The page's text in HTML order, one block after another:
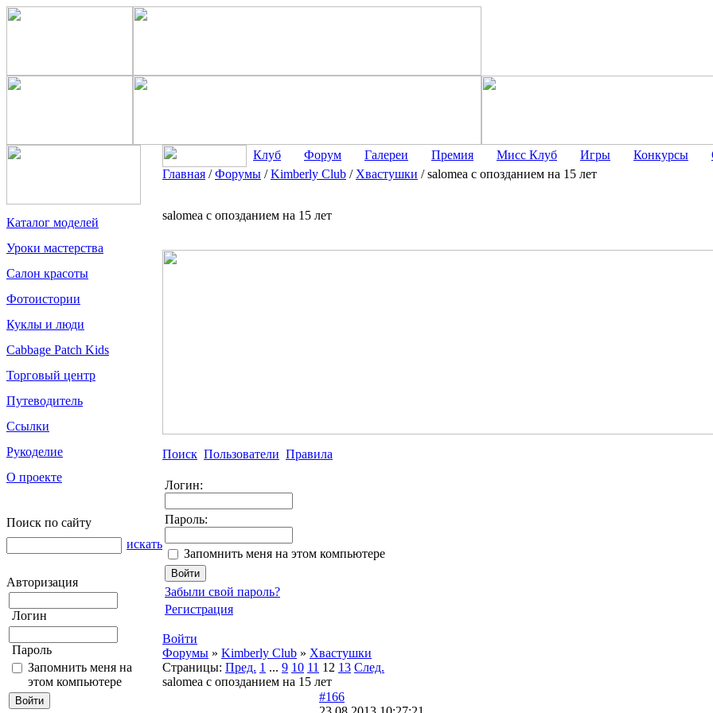
Каталог моделей
Уроки мастерства
Салон красоты
Фотоистории
Куклы и люди
Cabbage Patch Kids
Торговый центр
Путеводитель
Ссылки
Рукоделие
О проекте
Поиск по сайту
искать
Авторизация
Логин
Пароль
Запомнить меня на
этом компьютере
Клуб Форум Галереи Премия Мисс Клуб Игры Конкурсы
Главная /Форумы /Kimberly Club / Хвастушки /salomea с опозданием на 15 лет
salomea с опозданием на 15 лет
Поиск Пользователи Правила
Логин:
Пароль:
Запомнить меня на этом компьютере
Забыли свой пароль?
Регистрация
Войти
Форумы » Kimberly Club » Хвастушки
Страницы: Пред. 1 ... 9 10 11 12 13 След.
salomea с опозданием на 15 лет
#166